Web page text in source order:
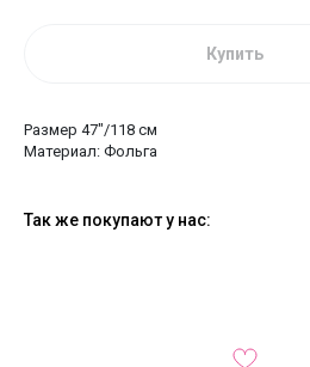
Купить
Размер 47"/118 см
Материал: Фольга
Так же покупают у нас: